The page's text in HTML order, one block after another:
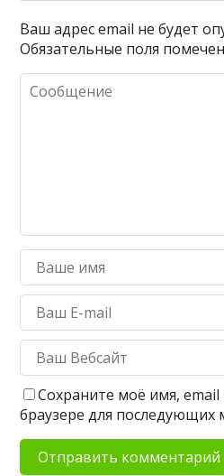
Ваш адрес email не будет
Обязательные поля
Сохраните моё имя, email
браузере для